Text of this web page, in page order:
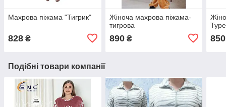
Махрова піжама "Тигрик"
828 ₴
Жіноча махрова піжама-
тигрова
890₴ 850
Подібні товари компанії